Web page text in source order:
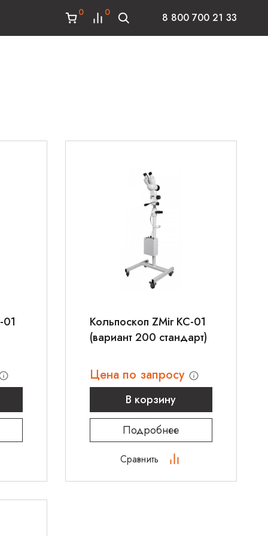
0 0 8 800 700 21 33
Кольпоскоп ZMir КС-01
(вариант 200 стандарт)
Цена по запросу
В корзину
Подробнее
Сравнить